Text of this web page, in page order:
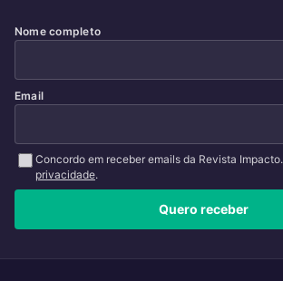
Nome completo
Email
Concordo em receber emails da Revista Impacto.
privacidade.
Quero receber